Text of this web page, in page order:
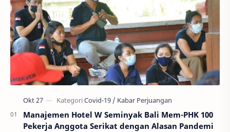
Manajemen Hotel W Seminyak Bali Mem-PHK 100
Pekerja Anggota Serikat dengan Alasan Pandemi